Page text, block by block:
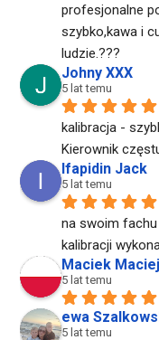
profesjonalne
szybko,kawa i
ludzie.???
Johny XXX
5 lat temu
kalibracja -
Kierownik
Ifapidin Jack
5 lat temu
na swoim fachu
kalibracji
Maciek Maciej
5 lat temu
ewa
5 lat temu